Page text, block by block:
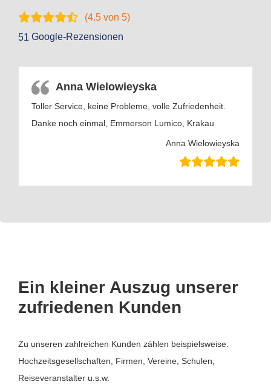
(4.5 von 5)
51 Google-Rezensionen
Anna Wielowieyska
Toller Service, keine Probleme, volle Zufriedenheit.
Danke noch einmal, Emmerson Lumico, Krakau
Anna Wielowieyska
Ein kleiner Auszug unserer
zufriedenen Kunden
Zu unseren zahlreichen Kunden zählen beispielsweise:
Hochzeitsgesellschaften, Firmen, Vereine, Schulen,
Reiseveranstalter u.s.w.